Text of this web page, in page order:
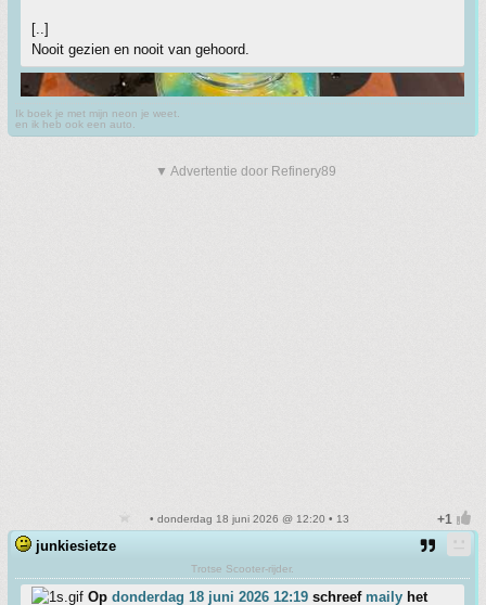
[..]
Nooit gezien en nooit van gehoord.
Ik boek je met mijn neon je weet.
en ik heb ook een auto.
▼ Advertentie door Refinery89
• donderdag 18 juni 2026 @ 12:20 • 13
junkiesietze
Trotse Scooter-rijder.
Op donderdag 18 juni 2026 12:19 schreef maily het